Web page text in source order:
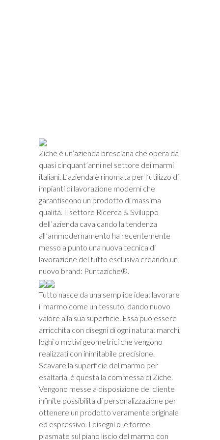
Ziche è un’azienda bresciana che opera da
quasi cinquant’anni nel settore dei marmi
italiani. L’azienda è rinomata per l’utilizzo di
impianti di lavorazione moderni che
garantiscono un prodotto di massima
qualità. Il settore Ricerca & Sviluppo
dell’azienda cavalcando la tendenza
all’ammodernamento ha recentemente
messo a punto una nuova tecnica di
lavorazione del tutto esclusiva creando un
nuovo brand: Puntaziche®.
Tutto nasce da una semplice idea: lavorare
il marmo come un tessuto, dando nuovo
valore alla sua superficie. Essa può essere
arricchita con disegni di ogni natura: marchi,
loghi o motivi geometrici che vengono
realizzati con inimitabile precisione.
Scavare la superficie del marmo per
esaltarla, è questa la commessa di Ziche.
Vengono messe a disposizione del cliente
infinite possibilità di personalizzazione per
ottenere un prodotto veramente originale
ed espressivo. I disegni o le forme
plasmate sul piano liscio del marmo con